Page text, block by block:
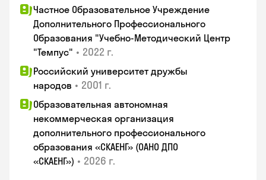
Частное Образовательное Учреждение
Дополнительного Профессионального
Образования "Учебно-Методический Центр
"Темпус" • 2022 г.
Российский университет дружбы
народов • 2001 г.
Образовательная автономная
некоммерческая организация
дополнительного профессионального
образования «СКАЕНГ» (ОАНО ДПО
«СКАЕНГ») • 2026 г.